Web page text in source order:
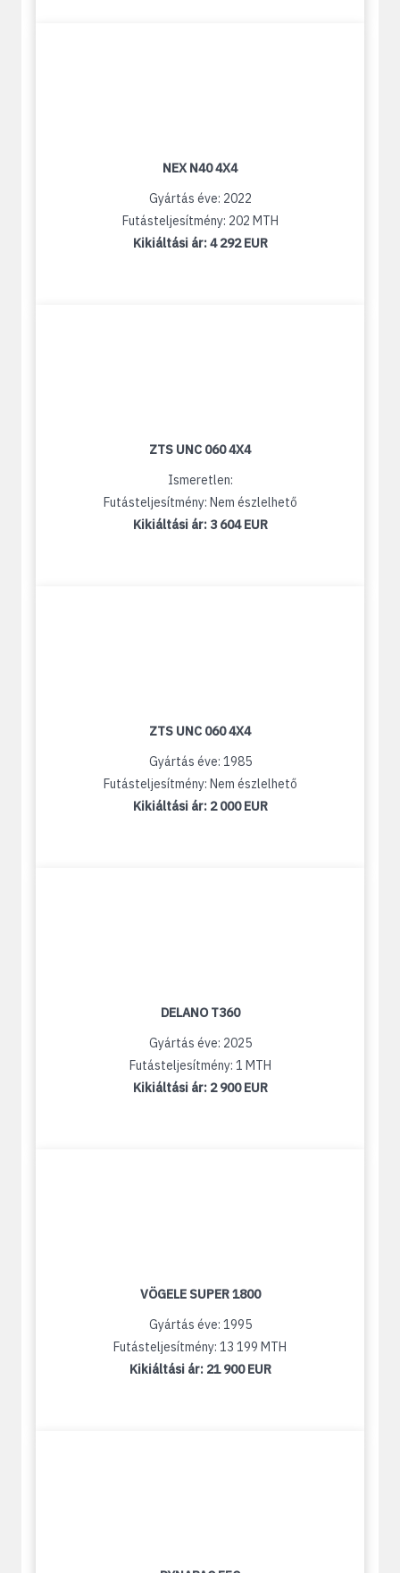
NEX N40 4X4
Gyártás éve: 2022
Futásteljesítmény: 202 MTH
Kikiáltási ár:4 292 EUR
ZTS UNC 060 4X4
Ismeretlen:
Futásteljesítmény: Nem észlelhető
Kikiáltási ár: 3 604 EUR
ZTS UNC 060 4X4
Gyártás éve: 1985
Futásteljesítmény: Nem észlelhető
Kikiáltási ár: 2 000 EUR
DELANO T360
Gyártás éve: 2025
Futásteljesítmény: 1 MTH
Kikiáltási ár: 2 900 EUR
VÖGELE SUPER 1800
Gyártás éve: 1995
Futásteljesítmény: 13 199 MTH
Kikiáltási ár: 21 900 EUR